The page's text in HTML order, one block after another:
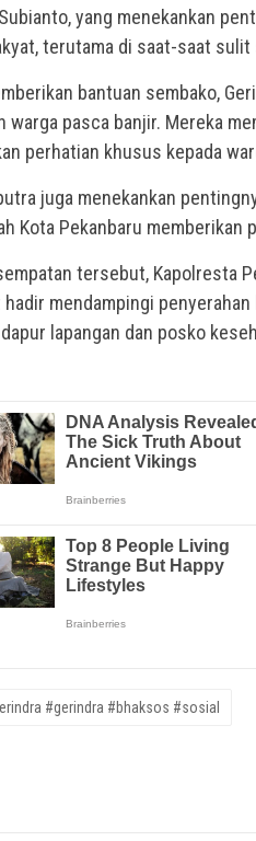
yang menekankan
terutama di saat-saat
bantuan sembako,
warga pasca banjir. Mereka
perhatian khusus kepada
juga menekankan
Kota Pekanbaru memberikan
tersebut, Kapolresta
mendampingi
lapangan dan posko
#gerindra #bhaksos #sosial